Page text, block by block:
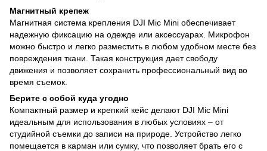
Магнитный крепеж
Магнитная система крепления DJI Mic Mini обеспечивает
надежную фиксацию на одежде или аксессуарах. Микрофон
можно быстро и легко разместить в любом удобном месте без
повреждения ткани. Такая конструкция дает свободу
движения и позволяет сохранить профессиональный вид во
время съемок.
Берите с собой куда угодно
Компактный размер и крепкий кейс делают DJI Mic Mini
идеальным для использования в любых условиях – от
студийной съемки до записи на природе. Устройство легко
помещается в карман или сумку, что позволяет брать его с